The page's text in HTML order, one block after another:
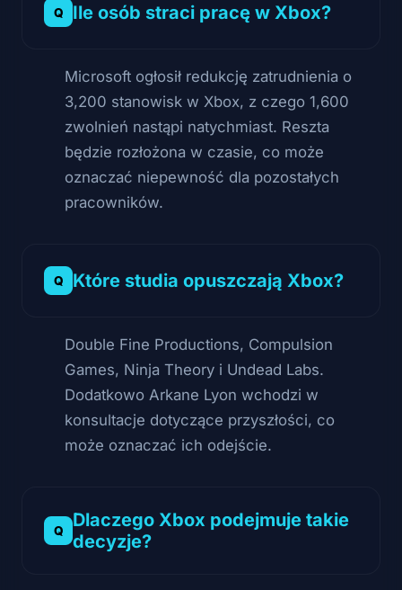
Ile osób straci pracę w Xbox?
Microsoft ogłosił redukcję zatrudnienia o
3,200 stanowisk w Xbox, z czego 1,600
zwolnień nastąpi natychmiast. Reszta
będzie rozłożona w czasie, co może
oznaczać niepewność dla pozostałych
pracowników.
Które studia opuszczają Xbox?
Double Fine Productions, Compulsion
Games, Ninja Theory i Undead Labs.
Dodatkowo Arkane Lyon wchodzi w
konsultacje dotyczące przyszłości, co
może oznaczać ich odejście.
Dlaczego Xbox podejmuje takie
decyzje?